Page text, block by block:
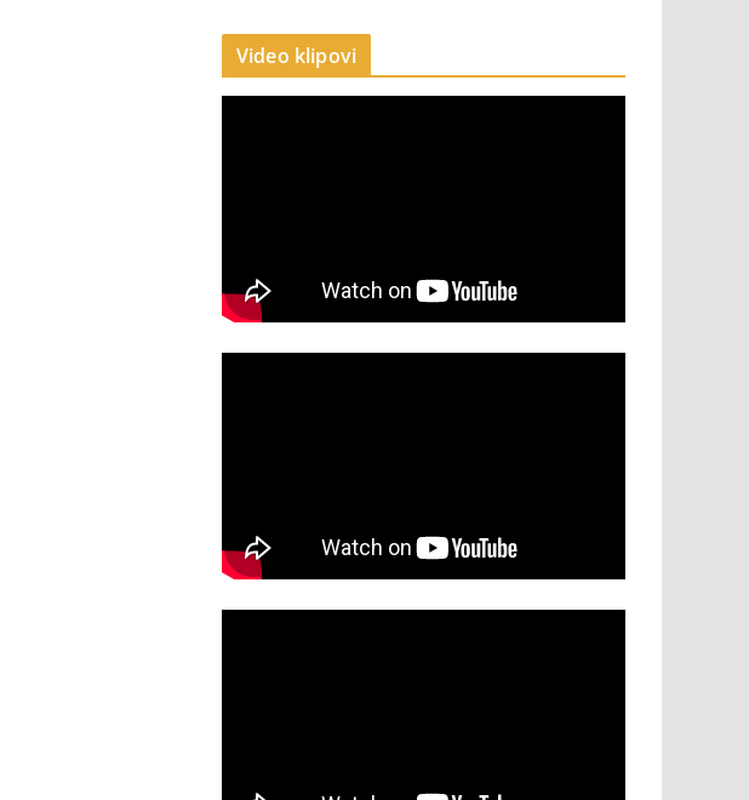
Video klipovi